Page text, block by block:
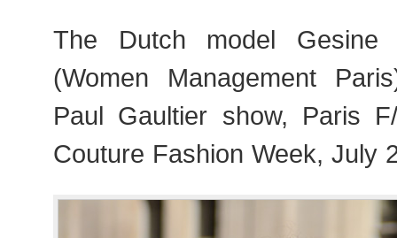
The Dutch model
(Women Management
Paul Gaultier show, Paris
Couture Fashion Week, July